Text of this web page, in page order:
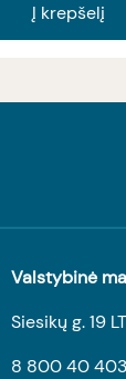
Į krepšelį
Valstybinė
Siesikų g. 19
8 800 40 403